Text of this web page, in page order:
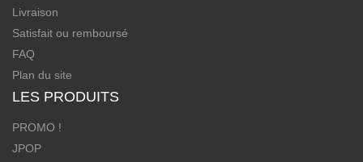
Livraison
Satisfait ou remboursé
FAQ
Plan du site
LES PRODUITS
PROMO !
JPOP